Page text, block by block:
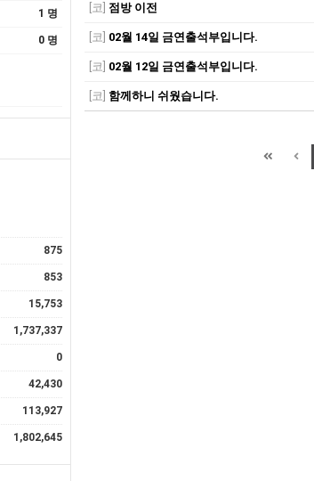
1 명
0 명
875
853
15,753
1,737,337
0
42,430
113,927
1,802,645
[코] 점방 이전
[코] 02월 14일 금연출석부입니다.
[코] 02월 12일 금연출석부입니다.
[코] 함께하니 쉬웠습니다.